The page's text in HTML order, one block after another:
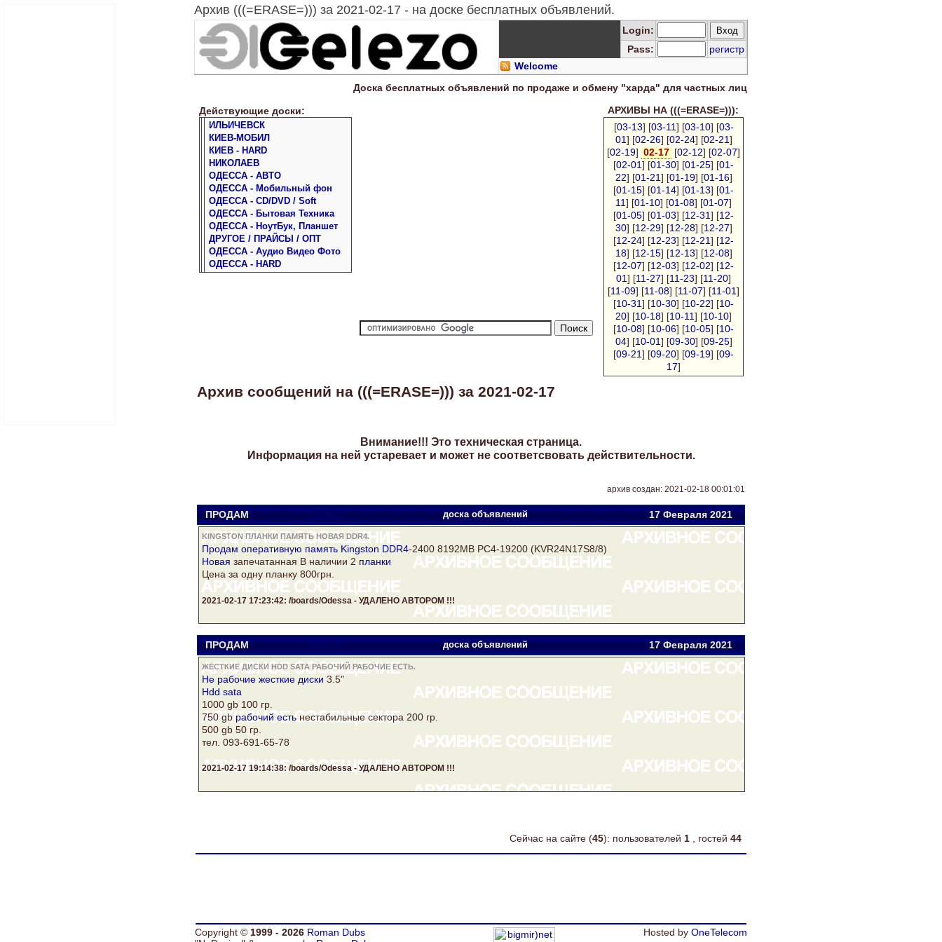
Архив (((=ERASE=))) за 2021-02-17 - на доске бесплатных объявлений.
Login:
Pass:
регистр
Welcome
Доска бесплатных объявлений по продаже и обмену "харда" для частных лиц
Действующие доски:
ИЛЬИЧЕВСК
КИЕВ-МОБИЛ
КИЕВ - HARD
НИКОЛАЕВ
ОДЕССА - АВТО
ОДЕССА - Мобильный фон
ОДЕССА - CD/DVD / Soft
ОДЕССА - Бытовая Техника
ОДЕССА - НоутБук, Планшет
ДРУГОЕ / ПРАЙСЫ / ОПТ
ОДЕССА - Аудио Видео Фото
ОДЕССА - HARD
АРХИВЫ НА (((=ERASE=))):
[03-13] [03-11] [03-10] [03-
01] [02-26] [02-24] [02-21]
[02-19] 02-17 [02-12] [02-07]
[02-01] [01-30] [01-25] [01-
22] [01-21] [01-19] [01-16]
[01-15] [01-14] [01-13] [01-
11] [01-10] [01-08] [01-07]
[01-05] [01-03] [12-31] [12-
30] [12-29] [12-28] [12-27]
[12-24] [12-23] [12-21] [12-
18] [12-15] [12-13] [12-08]
[12-07] [12-03] [12-02] [12-
01] [11-27] [11-23] [11-20]
[11-09] [11-08] [11-07] [11-01]
[10-31] [10-30] [10-22] [10-
20] [10-18] [10-11] [10-10]
[10-08] [10-06] [10-05] [10-
04] [10-01] [09-30] [09-25]
[09-21] [09-20] [09-19] [09-
17]
Архив сообщений на (((=ERASE=))) за 2021-02-17
Внимание!!! Это техническая страница.
Информация на ней устаревает и может не соответсвовать действительности.
архив создан: 2021-02-18 00:01:01
ПРОДАМ Strelka доска объявлений 17 Февраля2021
KINGSTON ПЛАНКИ ПАМЯТЬ НОВАЯ DDR4.
Продам оперативную память Kingston DDR4-2400 8192MB PC4-19200 (KVR24N17S8/8)
Новая запечатанная В наличии 2 планки
Цена за одну планку 800грн.
2021-02-17 17:23:42: /boards/Odessa - УДАЛЕНО АВТОРОМ !!!
ПРОДАМ takeda доска объявлений 17 Февраля2021
ЖЕСТКИЕ ДИСКИ HDD SATA РАБОЧИЙ РАБОЧИЕ ЕСТЬ.
Не рабочие жесткие диски 3.5"
Hdd sata
1000 gb 100 гр.
750 gb рабочий естьнестабильные сектора 200 гр.
500 gb 50 гр.
тел. 093-691-65-78
2021-02-17 19:14:38: /boards/Odessa - УДАЛЕНО АВТОРОМ !!!
Сейчас на сайте (45): пользователей 1 , гостей 44
Copyright © 1999 - 2026 Roman Dubs
Hosted by OneTelecom